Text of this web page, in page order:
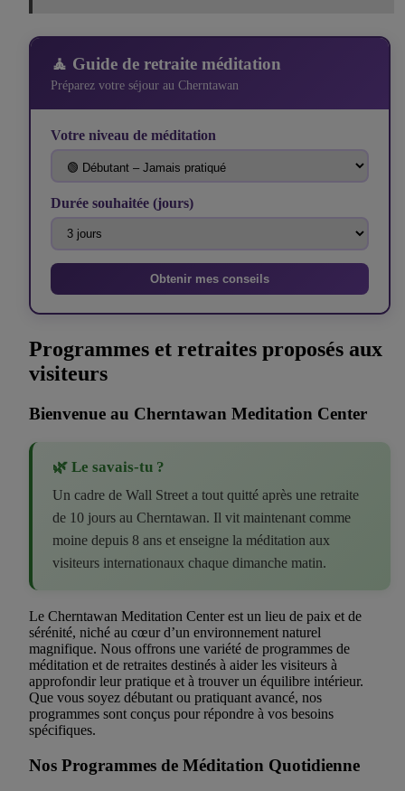
🧘 Guide de retraite méditation
Préparez votre séjour au Cherntawan
Votre niveau de méditation
Durée souhaitée (jours)
Obtenir mes conseils
Programmes et retraites proposés aux
visiteurs
Bienvenue au Cherntawan Meditation Center
🌿 Le savais-tu ?
Un cadre de Wall Street a tout quitté après une retraite
de 10 jours au Cherntawan. Il vit maintenant comme
moine depuis 8 ans et enseigne la méditation aux
visiteurs internationaux chaque dimanche matin.
Le Cherntawan Meditation Center est un lieu de paix et de
sérénité, niché au cœur d’un environnement naturel
magnifique. Nous offrons une variété de programmes de
méditation et de retraites destinés à aider les visiteurs à
approfondir leur pratique et à trouver un équilibre intérieur.
Que vous soyez débutant ou pratiquant avancé, nos
programmes sont conçus pour répondre à vos besoins
spécifiques.
Nos Programmes de Méditation Quotidienne